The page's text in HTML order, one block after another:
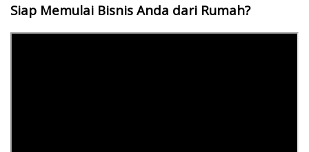
Siap Memulai Bisnis Anda dari Rumah?